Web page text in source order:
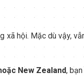
hội. Mặc dù vậy,
New Zealand,